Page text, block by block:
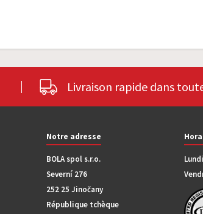
Livraison rapide dans
Notre adresse
BOLA spol s.r.o.
Severní 276
252 25 Jinočany
République tchèque